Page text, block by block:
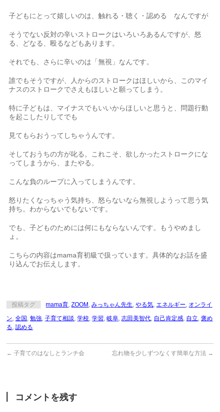
子どもにとって嬉しいのは、触れる・聴く・認める なんですが
そうでない反対の辛いストロークはいろいろあるんですが、怒
る、どなる、殴るなどもあります。
それでも、さらに辛いのは「無視」なんです。
誰でもそうですが、人からのストロークはほしいから、このマイ
ナスのストロークでさえもほしいと願ってしまう。
特に子どもは、マイナスでもいいからほしいと思うと、問題行動
を起こしたりしてでも
見てもらおうってしちゃうんです。
そしておうちの方が叱る。これこそ、欲しかったストロークにな
ってしまうから、またやる。
こんな負のループに入ってしまうんです。
怒りたくなっちゃう気持ち、怒らないなら無視しようって思う気
持ち。わからないでもないです。
でも、子どものためには何にもならないんです。もうやめまし
ょ。
こちらの内容はmama育初級で扱っています。具体的なお話を盛
り込んでお伝えします。
投稿タグ mama育,ZOOM ,みっちゃん先生,やる気,エネルギー, オンライ
ン,全国 ,勉強,子育て相談,学校,学習,岐阜,志田美智代, 自己肯定感, 自立,褒め
る,認める
← 子育てのはなしとランチ会 忘れ物を少しずつなくす簡単な方法 →
コメントを残す